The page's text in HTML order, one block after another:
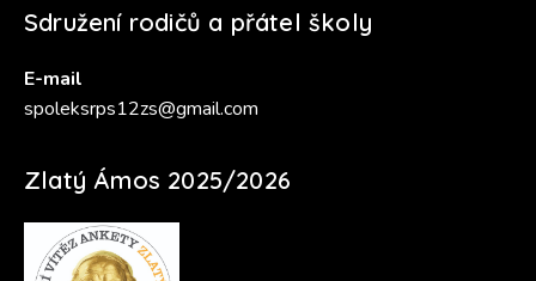
Sdružení rodičů a přátel školy
E-mail
spoleksrps12zs@gmail.com
Zlatý Ámos 2025/2026